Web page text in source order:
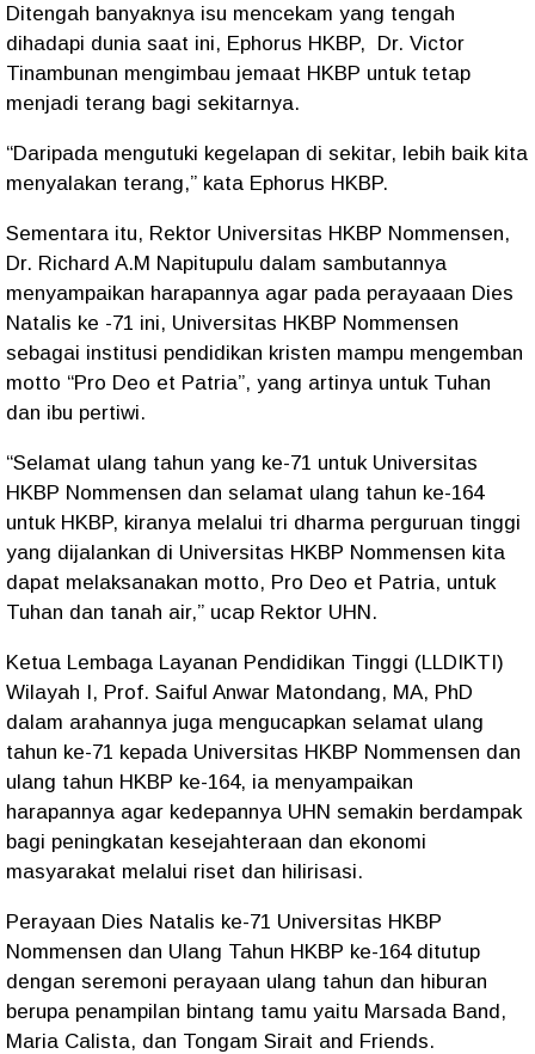
Ditengah banyaknya isu mencekam yang tengah
dihadapi dunia saat ini, Ephorus HKBP, Dr. Victor
Tinambunan mengimbau jemaat HKBP untuk tetap
menjadi terang bagi sekitarnya.
“Daripada mengutuki kegelapan di sekitar, lebih baik kita
menyalakan terang,” kata Ephorus HKBP.
Sementara itu, Rektor Universitas HKBP Nommensen,
Dr. Richard A.M Napitupulu dalam sambutannya
menyampaikan harapannya agar pada perayaaan Dies
Natalis ke -71 ini, Universitas HKBP Nommensen
sebagai institusi pendidikan kristen mampu mengemban
motto “Pro Deo et Patria”, yang artinya untuk Tuhan
dan ibu pertiwi.
“Selamat ulang tahun yang ke-71 untuk Universitas
HKBP Nommensen dan selamat ulang tahun ke-164
untuk HKBP, kiranya melalui tri dharma perguruan tinggi
yang dijalankan di Universitas HKBP Nommensen kita
dapat melaksanakan motto, Pro Deo et Patria, untuk
Tuhan dan tanah air,” ucap Rektor UHN.
Ketua Lembaga Layanan Pendidikan Tinggi (LLDIKTI)
Wilayah I, Prof. Saiful Anwar Matondang, MA, PhD
dalam arahannya juga mengucapkan selamat ulang
tahun ke-71 kepada Universitas HKBP Nommensen dan
ulang tahun HKBP ke-164, ia menyampaikan
harapannya agar kedepannya UHN semakin berdampak
bagi peningkatan kesejahteraan dan ekonomi
masyarakat melalui riset dan hilirisasi.
Perayaan Dies Natalis ke-71 Universitas HKBP
Nommensen dan Ulang Tahun HKBP ke-164 ditutup
dengan seremoni perayaan ulang tahun dan hiburan
berupa penampilan bintang tamu yaitu Marsada Band,
Maria Calista, dan Tongam Sirait and Friends.